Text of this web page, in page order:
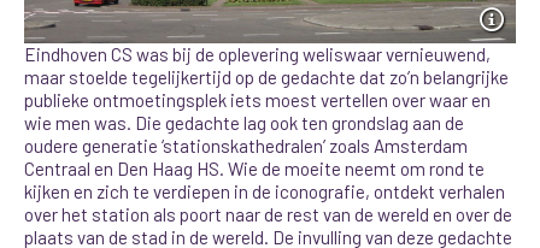
Eindhoven CS was bij de oplevering weliswaar vernieuwend,
maar stoelde tegelijkertijd op de gedachte dat zo’n belangrijke
publieke ontmoetingsplek iets moest vertellen over waar en
wie men was. Die gedachte lag ook ten grondslag aan de
oudere generatie ‘stationskathedralen’ zoals Amsterdam
Centraal en Den Haag HS. Wie de moeite neemt om rond te
kijken en zich te verdiepen in de iconografie, ontdekt verhalen
over het station als poort naar de rest van de wereld en over de
plaats van de stad in de wereld. De invulling van deze gedachte